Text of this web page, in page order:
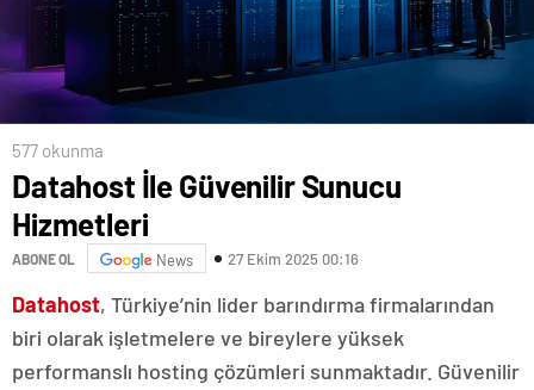
577 okunma
Datahost İle Güvenilir Sunucu
Hizmetleri
ABONE OL News 27 Ekim 2025 00:16
Datahost, Türkiye’nin lider barındırma firmalarından
biri olarak işletmelere ve bireylere yüksek
performanslı hosting çözümleri sunmaktadır. Güvenilir